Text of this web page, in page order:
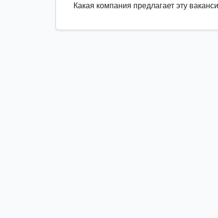
Какая компания предлагает эту